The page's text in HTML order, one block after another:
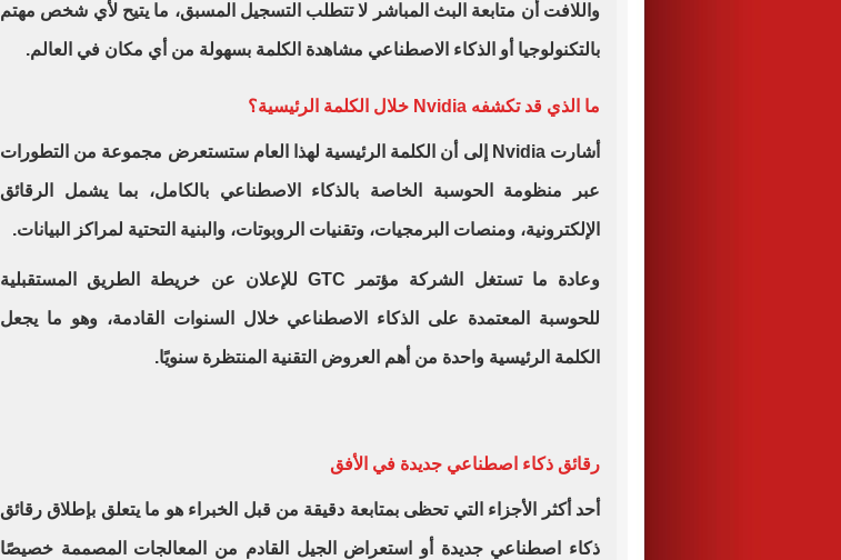
واللافت أن متابعة البث المباشر لا تتطلب التسجيل المسبق، ما يتيح لأي شخص مهتم
بالتكنولوجيا أو الذكاء الاصطناعي مشاهدة الكلمة بسهولة من أي مكان في العالم.
ما الذي قد تكشفه Nvidia خلال الكلمة الرئيسية؟
أشارت Nvidia إلى أن الكلمة الرئيسية لهذا العام ستستعرض مجموعة من التطورات
عبر منظومة الحوسبة الخاصة بالذكاء الاصطناعي بالكامل، بما يشمل الرقائق
الإلكترونية، ومنصات البرمجيات، وتقنيات الروبوتات، والبنية التحتية لمراكز البيانات.
وعادة ما تستغل الشركة مؤتمر GTC للإعلان عن خريطة الطريق المستقبلية
للحوسبة المعتمدة على الذكاء الاصطناعي خلال السنوات القادمة، وهو ما يجعل
الكلمة الرئيسية واحدة من أهم العروض التقنية المنتظرة سنويًا.
رقائق ذكاء اصطناعي جديدة في الأفق
أحد أكثر الأجزاء التي تحظى بمتابعة دقيقة من قبل الخبراء هو ما يتعلق بإطلاق رقائق
ذكاء اصطناعي جديدة أو استعراض الجيل القادم من المعالجات المصممة خصيصًا